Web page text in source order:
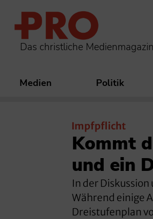
Das christliche Medienmagazin
Medien Politik
Impfpflicht
Kommt
und ein
In der
Während einige
Dreistufenplan